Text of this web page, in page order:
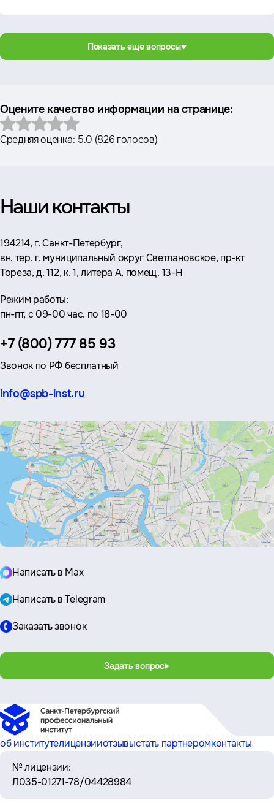
Показать еще вопросы
Оцените качество информации на странице:
Средняя оценка: 5.0 (826 голосов)
Наши контакты
Адрес:
194214, г. Санкт-Петербург,
вн. тер. г. муниципальный округ Светлановское, пр-кт
Тореза, д. 112, к. 1, литера А, помещ. 13-Н
Режим работы:
пн-пт, с 09-00 час. по 18-00
Телефон:
+7 (800) 777 85 93
Звонок по РФ бесплатный
Эл.
info@spb-inst.ru
Написать в Max
Написать в Telegram
Заказать звонок
Задать вопрос
об институтелицензииотзывыстать партнеромконтакты
№ лицензии:
Л035-01271-78/04428984